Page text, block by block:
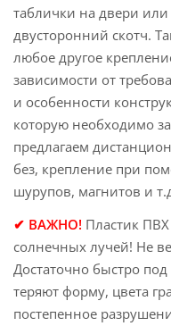
таблички на двери или
двусторонний скотч.
любое другое
зависимости от
и особенности
которую необходимо
предлагаем
без, крепление при
шурупов, магнитов и
✔ ВАЖНО! Пластик
солнечных лучей! Не
Достаточно быстро
теряют форму, цвета
постепенное